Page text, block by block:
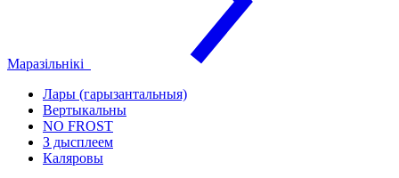
Маразільнікі
Лары (гарызантальныя)
Вертыкальны
NO FROST
З дысплеем
Каляровы